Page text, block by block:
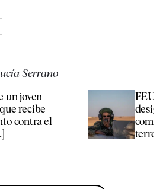
Serrano
un joven
recibe
contra el
EEUU
como